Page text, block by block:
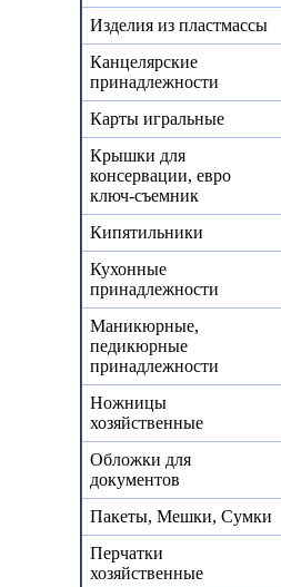
Изделия из пластмассы
Канцелярские
принадлежности
Карты игральные
Крышки для
консервации, евро
ключ-съемник
Кипятильники
Кухонные
принадлежности
Маникюрные,
педикюрные
принадлежности
Ножницы
хозяйственные
Обложки для
документов
Пакеты, Мешки, Сумки
Перчатки
хозяйственные